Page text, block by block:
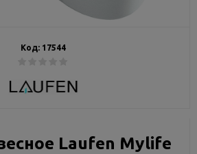
Код: 17544
Laufen Mylife